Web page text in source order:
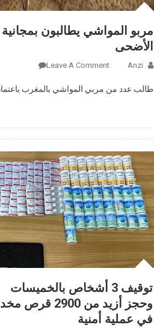
مربو المواشي يطالبون
الأضحى
Anzi
Leave A Comment
المواشي
الأضاحي
لتخفيف
الأسعار
قبل
عيد
الأضحى
طالب عدد من مربي المواشي بالمغرب
توقيف 3 أشخاص بالخميسات
وحجز أزيد من 2900 قرص
في عملية أمنية